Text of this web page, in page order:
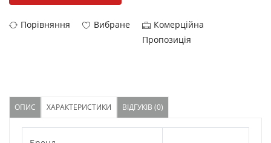
Порівняння Вибране
Комерційна
Пропозиція
ОПИС ХАРАКТЕРИСТИКИ ВІДГУКІВ (0)